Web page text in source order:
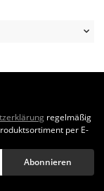
regelmäßig
per E-
Abonnieren